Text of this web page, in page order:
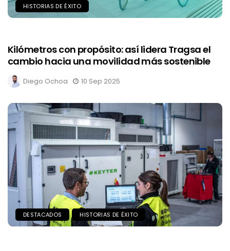
HISTORIAS DE ÉXITO
Kilómetros con propósito: así lidera Tragsa el
cambio hacia una movilidad más sostenible
Diego Ochoa 10 Sep 2025
DESTACADOS HISTORIAS DE ÉXITO